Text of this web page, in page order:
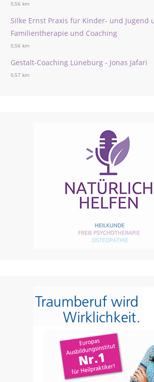
0,56 km
Silke Ernst Praxis für Kinder- und Jugend
Familientherapie und Coaching
0,56 km
Gestalt-Coaching Lüneburg - Jonas Jafari
0,57 km